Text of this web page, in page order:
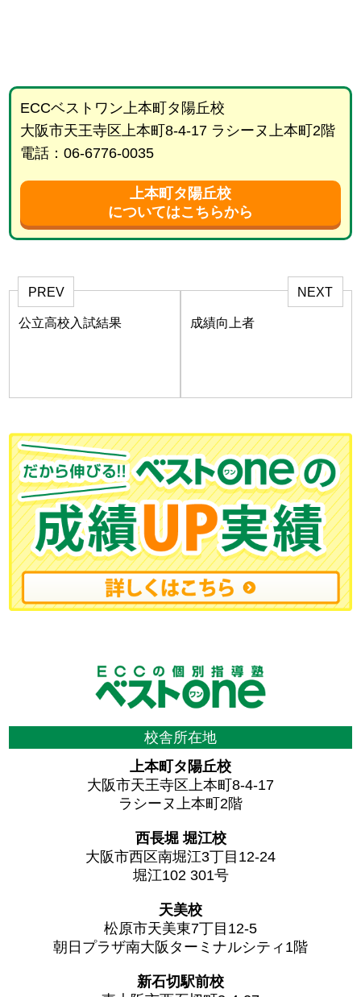
ECCベストワン上本町タ陽丘校
大阪市天王寺区上本町8-4-17 ラシーヌ上本町2階
電話：06-6776-0035
上本町タ陽丘校
についてはこちらから
PREV
公立高校入試結果
NEXT
成績向上者
校舎所在地
上本町タ陽丘校
大阪市天王寺区上本町8-4-17
ラシーヌ上本町2階
西長堀 堀江校
大阪市西区南堀江3丁目12-24
堀江102 301号
天美校
松原市天美東7丁目12-5
朝日プラザ南大阪ターミナルシティ1階
新石切駅前校